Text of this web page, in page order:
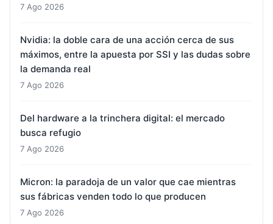
7 Ago 2026
Nvidia: la doble cara de una acción cerca de sus
máximos, entre la apuesta por SSI y las dudas sobre
la demanda real
7 Ago 2026
Del hardware a la trinchera digital: el mercado
busca refugio
7 Ago 2026
Micron: la paradoja de un valor que cae mientras
sus fábricas venden todo lo que producen
7 Ago 2026